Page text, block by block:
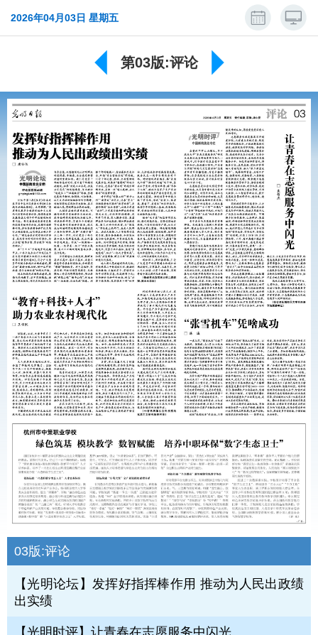
2026年04月03日 星期五
第03版:评论
03版:评论
【光明论坛】发挥好指挥棒作用 推动为人民出政绩
出实绩